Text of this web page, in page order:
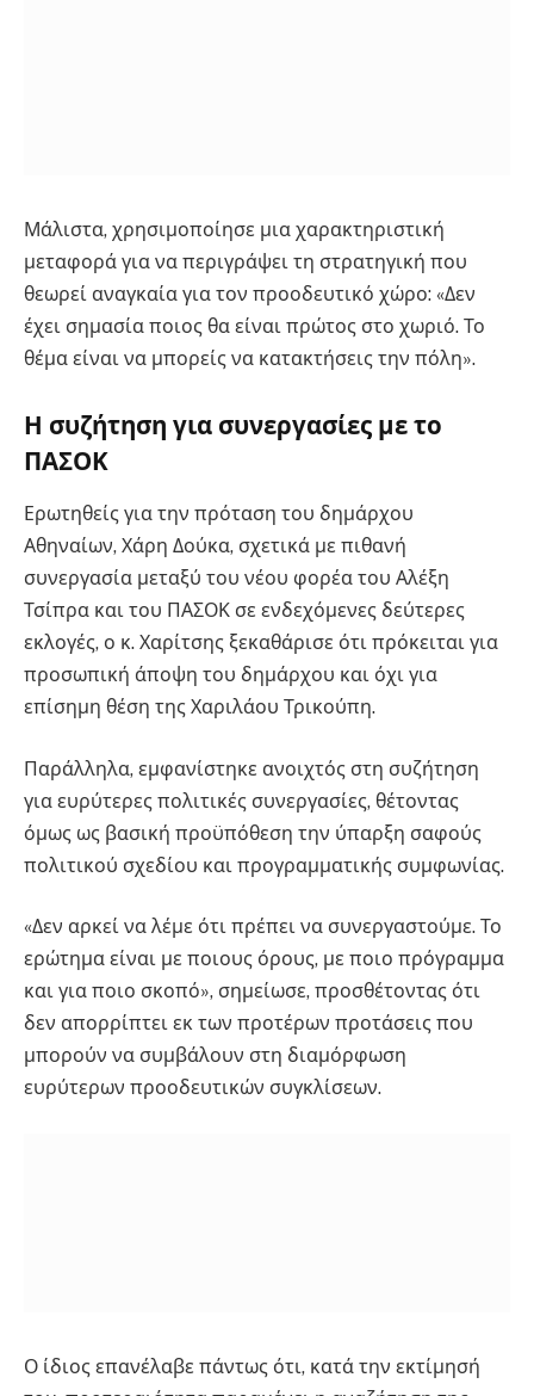
Μάλιστα, χρησιμοποίησε μια χαρακτηριστική
μεταφορά για να περιγράψει τη στρατηγική που
θεωρεί αναγκαία για τον προοδευτικό χώρο: «Δεν
έχει σημασία ποιος θα είναι πρώτος στο χωριό. Το
θέμα είναι να μπορείς να κατακτήσεις την πόλη».
Η συζήτηση για συνεργασίες με το
ΠΑΣΟΚ
Ερωτηθείς για την πρόταση του δημάρχου
Αθηναίων, Χάρη Δούκα, σχετικά με πιθανή
συνεργασία μεταξύ του νέου φορέα του Αλέξη
Τσίπρα και του ΠΑΣΟΚ σε ενδεχόμενες δεύτερες
εκλογές, ο κ. Χαρίτσης ξεκαθάρισε ότι πρόκειται για
προσωπική άποψη του δημάρχου και όχι για
επίσημη θέση της Χαριλάου Τρικούπη.
Παράλληλα, εμφανίστηκε ανοιχτός στη συζήτηση
για ευρύτερες πολιτικές συνεργασίες, θέτοντας
όμως ως βασική προϋπόθεση την ύπαρξη σαφούς
πολιτικού σχεδίου και προγραμματικής συμφωνίας.
«Δεν αρκεί να λέμε ότι πρέπει να συνεργαστούμε. Το
ερώτημα είναι με ποιους όρους, με ποιο πρόγραμμα
και για ποιο σκοπό», σημείωσε, προσθέτοντας ότι
δεν απορρίπτει εκ των προτέρων προτάσεις που
μπορούν να συμβάλουν στη διαμόρφωση
ευρύτερων προοδευτικών συγκλίσεων.
Ο ίδιος επανέλαβε πάντως ότι, κατά την εκτίμησή